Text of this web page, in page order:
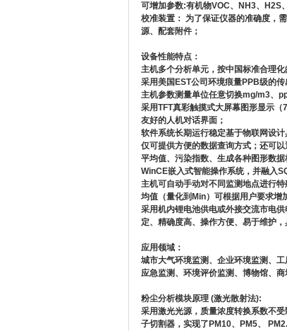
可增加参数:有机物VOC、NH3、H2S
校准装置： 为了保证仪器的准确度，
源、配套附件；
设备性能特点：
主机多个分析单元，按中国标准合理
采用美国EST公司环境痕量PPB级的
主机参数测量单位任意切换mg/m3、
采用TFT真彩触摸式大屏幕图形显示
友好的人机对话界面；
软件系统长期运行稳定基于物联网设
仅可提供方便的数据查询方式；还可
平均值、污染指数、生成各种图形数据
WinCE嵌入式智能操作系统，并融入
主机可自动手动对不同监测地点进行
均值（量化到Min）可根据用户要求增
采用机内锂电池供电或外接交流市电
定、精确度高、操作方便、易于维护，
应用领域：
城市大气环境监测、企业环境监测、工
应急监测、环境评价监测、博物馆、商
粉尘分析模块原理 (激光散射法):
采用激光光源，质量浓度转换系数不
子切割器，实现了PM10、PM5、